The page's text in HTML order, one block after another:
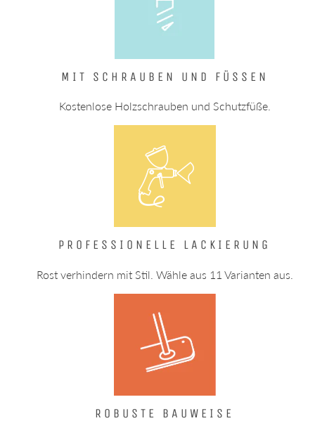
MIT SCHRAUBEN UND FÜSSEN
Kostenlose Holzschrauben und Schutzfüße.
PROFESSIONELLE LACKIERUNG
Rost verhindern mit Stil. Wähle aus 11 Varianten aus.
ROBUSTE BAUWEISE